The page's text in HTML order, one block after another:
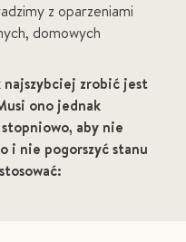
z oparzeniami
domowych
najszybciej zrobić jest
ono jednak
aby nie
i nie pogorszyć stanu